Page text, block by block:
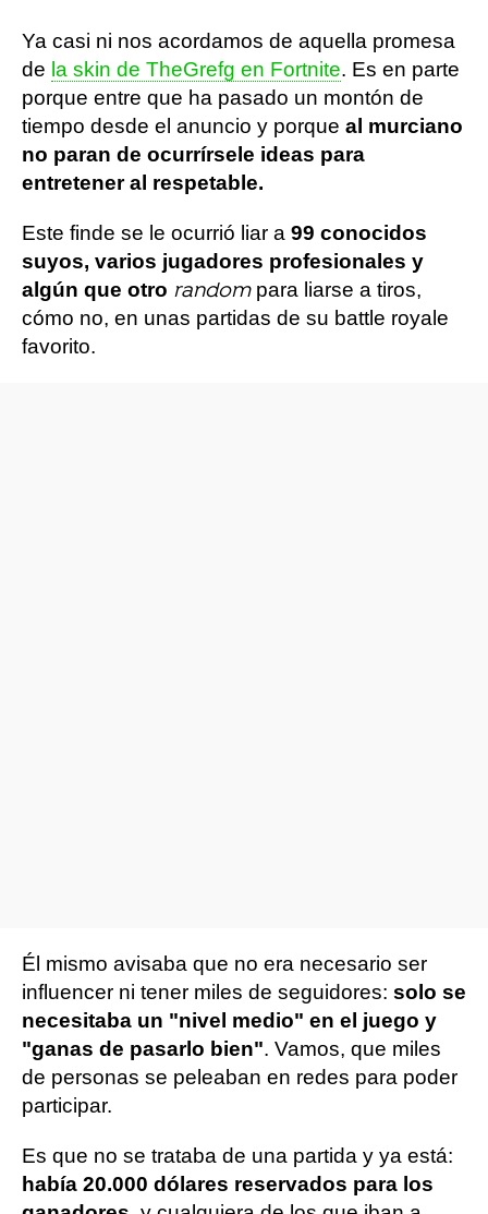
Ya casi ni nos acordamos de aquella promesa
de la skin de TheGrefg en Fortnite. Es en parte
porque entre que ha pasado un montón de
tiempo desde el anuncio y porque al murciano
no paran de ocurrírsele ideas para
entretener al respetable.
Este finde se le ocurrió liar a 99 conocidos
suyos, varios jugadores profesionales y
algún que otro randompara liarse a tiros,
cómo no, en unas partidas de su battle royale
favorito.
Él mismo avisaba que no era necesario ser
influencer ni tener miles de seguidores: solo se
necesitaba un "nivel medio" en el juego y
"ganas de pasarlo bien". Vamos, que miles
de personas se peleaban en redes para poder
participar.
Es que no se trataba de una partida y ya está:
había 20.000 dólares reservados para los